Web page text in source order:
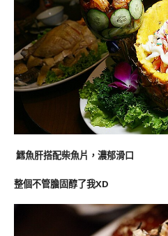
鱈魚肝搭配柴魚片，濃郁滑口
整個不管膽固醇了我XD